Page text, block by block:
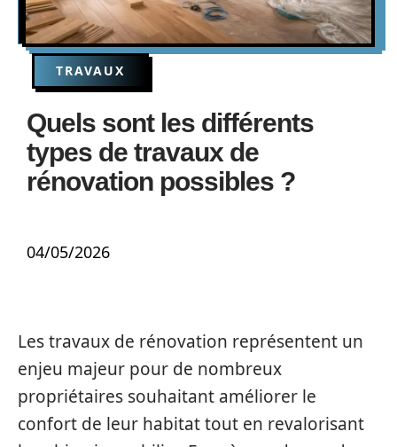
TRAVAUX
Quels sont les différents
types de travaux de
rénovation possibles ?
04/05/2026
Les travaux de rénovation représentent un
enjeu majeur pour de nombreux
propriétaires souhaitant améliorer le
confort de leur habitat tout en revalorisant